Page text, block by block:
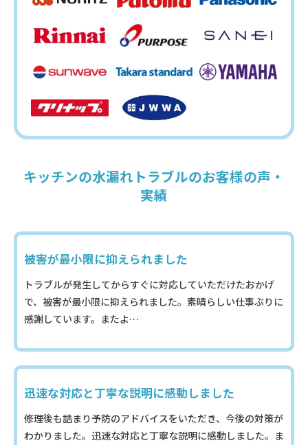
キッチンの水漏れトラブルのお客様の声・
実績
被害が最小限に抑えられました
トラブルが発生してからすぐに対応していただけたおかげ
で、被害が最小限に抑えられました。素晴らしい仕事ぶりに
感謝しています。またよ…
迅速な対応と丁寧な説明に感動しました
修理後も詰まり予防のアドバイスをいただき、今後の対策が
わかりました。迅速な対応と丁寧な説明に感動しました。ま